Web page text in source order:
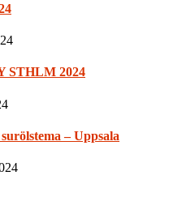
STHLM 2024
– Uppsala